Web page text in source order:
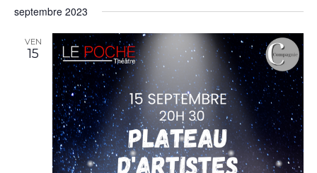
septembre 2023
VEN
15